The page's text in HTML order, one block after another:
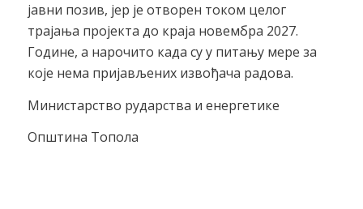
јавни позив, јер је отворен током целог
трајања пројекта до краја новембра 2027.
Године, а нарочито када су у питању мере за
које нема пријављених извођача радова.
Министарство рударства и енергетике
Општина Топола